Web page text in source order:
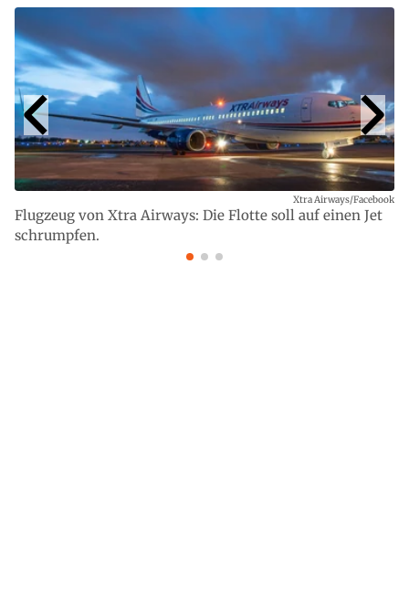
Flugzeug von Xtra Airways: Die Flotte soll auf einen Jet
schrumpfen.
Xtra Airways/Facebook